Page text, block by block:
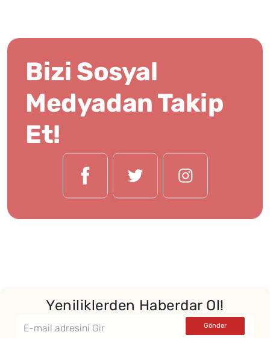
Bizi Sosyal
Medyadan Takip
Et!
Yeniliklerden Haberdar Ol!